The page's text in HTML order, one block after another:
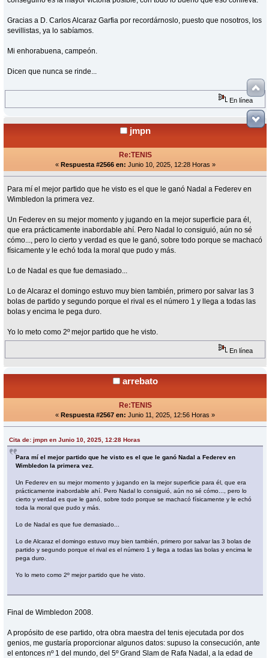
Gracias a D. Carlos Alcaraz Garfia por recordárnoslo, puesto que nosotros, los
sevillistas, ya lo sabíamos.
Mi enhorabuena, campeón.
Dicen que nunca se rinde...
En línea
jmpn
Re:TENIS
« Respuesta #2566 en: Junio 10, 2025, 12:28 Horas »
Para mí el mejor partido que he visto es el que le ganó Nadal a Federev en
Wimbledon la primera vez.
Un Federev en su mejor momento y jugando en la mejor superficie para él,
que era prácticamente inabordable ahí. Pero Nadal lo consiguió, aún no sé
cómo..., pero lo cierto y verdad es que le ganó, sobre todo porque se machacó
físicamente y le echó toda la moral que pudo y más.
Lo de Nadal es que fue demasiado...
Lo de Alcaraz el domingo estuvo muy bien también, primero por salvar las 3
bolas de partido y segundo porque el rival es el número 1 y llega a todas las
bolas y encima le pega duro.
Yo lo meto como 2º mejor partido que he visto.
En línea
arrebato
Re:TENIS
« Respuesta #2567 en: Junio 11, 2025, 12:56 Horas »
Cita de: jmpn en Junio 10, 2025, 12:28 Horas
Para mí el mejor partido que he visto es el que le ganó Nadal a Federev en
Wimbledon la primera vez.
Un Federev en su mejor momento y jugando en la mejor superficie para él, que era
prácticamente inabordable ahí. Pero Nadal lo consiguió, aún no sé cómo..., pero lo
cierto y verdad es que le ganó, sobre todo porque se machacó físicamente y le echó
toda la moral que pudo y más.
Lo de Nadal es que fue demasiado...
Lo de Alcaraz el domingo estuvo muy bien también, primero por salvar las 3 bolas de
partido y segundo porque el rival es el número 1 y llega a todas las bolas y encima le
pega duro.
Yo lo meto como 2º mejor partido que he visto.
Final de Wimbledon 2008.
A propósito de ese partido, otra obra maestra del tenis ejecutada por dos
genios, me gustaría proporcionar algunos datos: supuso la consecución, ante
el entonces nº 1 del mundo, del 5º Grand Slam de Rafa Nadal, a la edad de